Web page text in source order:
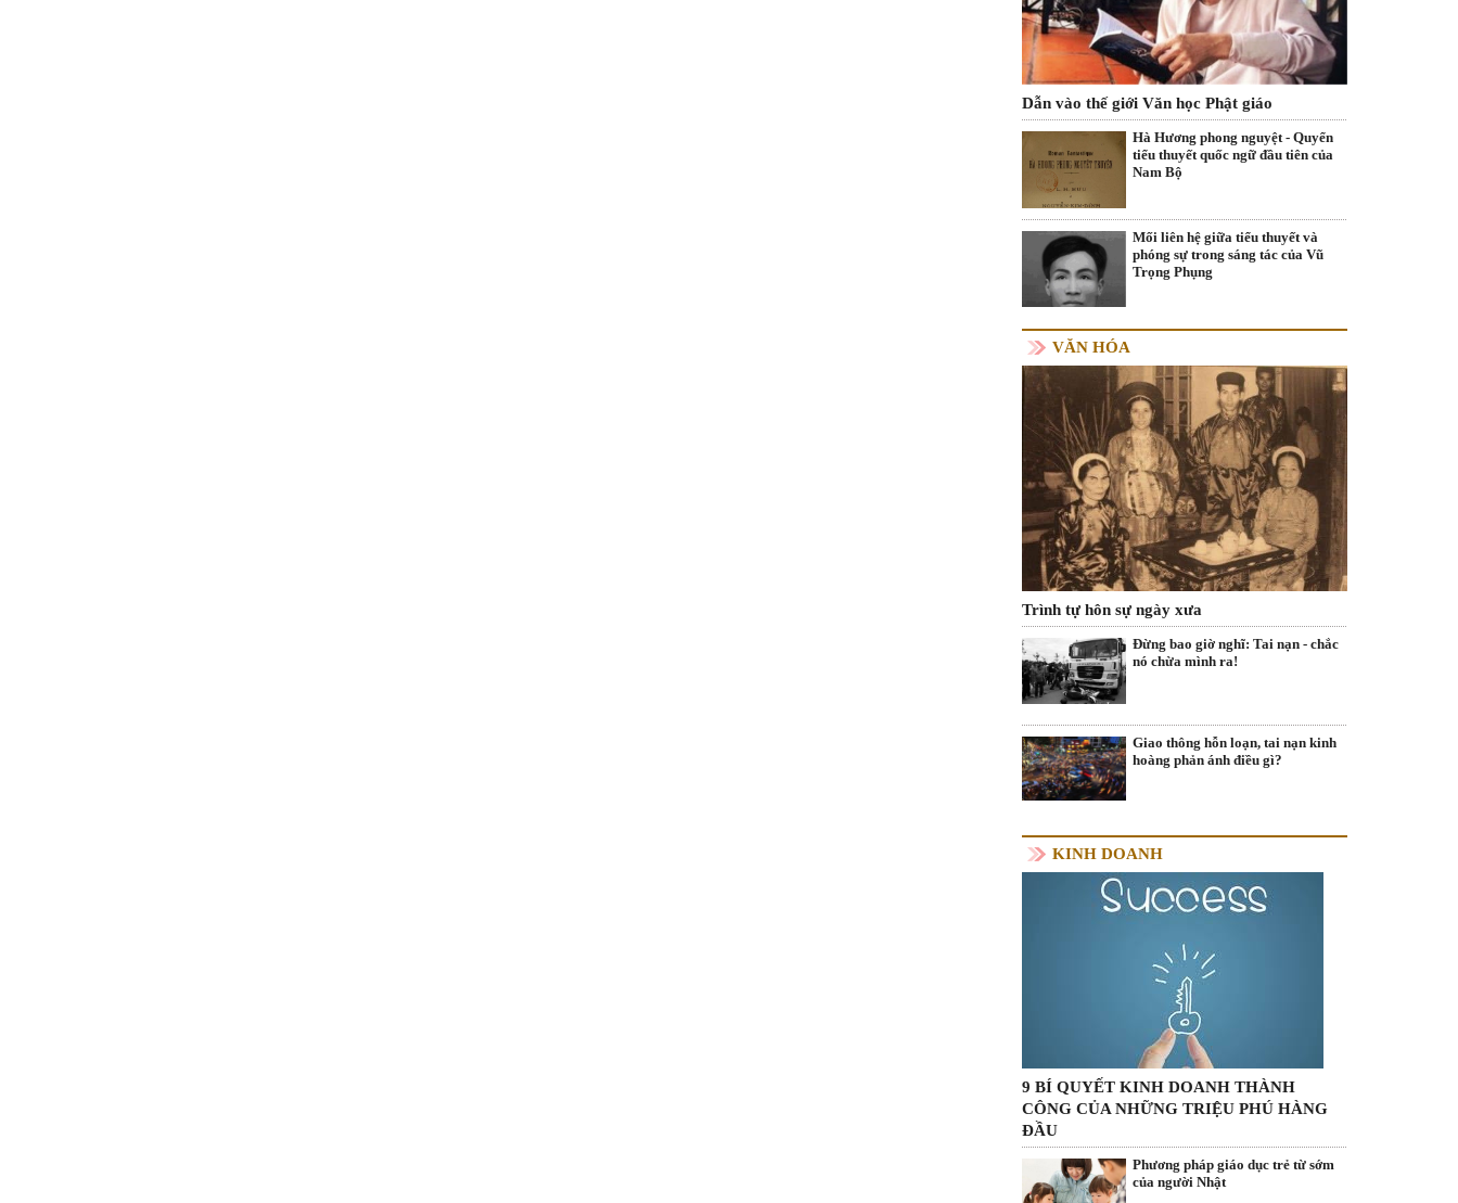
Dẫn vào thế giới Văn học Phật giáo
Hà Hương phong nguyệt - Quyển
tiểu thuyết quốc ngữ đầu tiên của
Nam Bộ
Mối liên hệ giữa tiểu thuyết và
phóng sự trong sáng tác của Vũ
Trọng Phụng
VĂN HÓA
Trình tự hôn sự ngày xưa
Đừng bao giờ nghĩ: Tai nạn - chắc
nó chừa mình ra!
Giao thông hỗn loạn, tai nạn kinh
hoàng phản ánh điều gì?
KINH DOANH
9 BÍ QUYẾT KINH DOANH THÀNH
CÔNG CỦA NHỮNG TRIỆU PHÚ HÀNG
ĐẦU
Phương pháp giáo dục trẻ từ sớm
của người Nhật